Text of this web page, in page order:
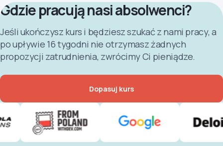
Gdzie pracują nasi absolwenci?
Jeśli ukończysz kurs i będziesz szukać z nami pracy, a
po upływie 16 tygodni nie otrzymasz żadnych
propozycji zatrudnienia, zwrócimy Ci pieniądze.
Dopasuj kurs